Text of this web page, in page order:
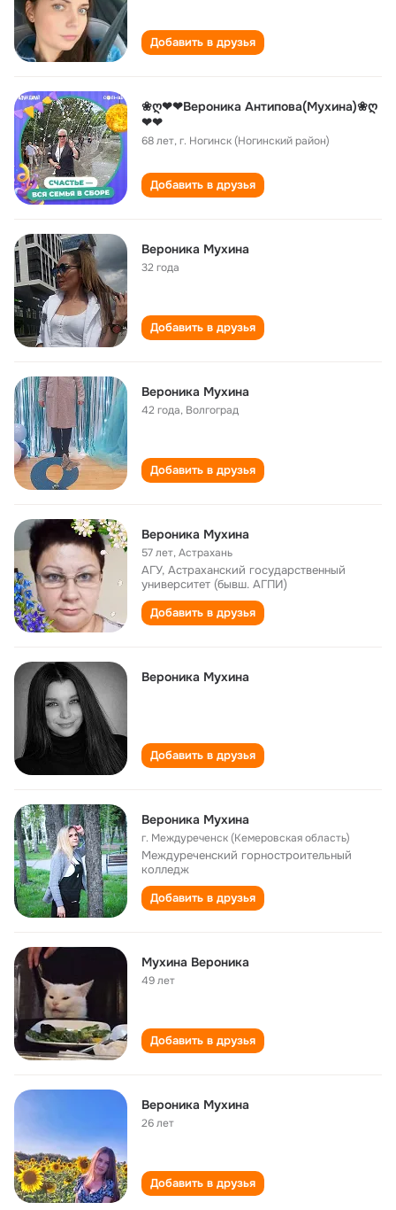
Добавить в друзья
❀ღ❤❤Вероника Антипова(Мухина)❀ღ
❤❤
68 лет,г. Ногинск (Ногинский район)
Добавить в друзья
Вероника Мухина
32 года
Добавить в друзья
Вероника Мухина
42 года, Волгоград
Добавить в друзья
Вероника Мухина
57 лет,Астрахань
АГУ, Астраханский государственный
университет (бывш. АГПИ)
Добавить в друзья
Вероника Мухина
Добавить в друзья
Вероника Мухина
г. Междуреченск (Кемеровская область)
Междуреченский горностроительный
колледж
Добавить в друзья
Мухина Вероника
49 лет
Добавить в друзья
Вероника Мухина
26 лет
Добавить в друзья